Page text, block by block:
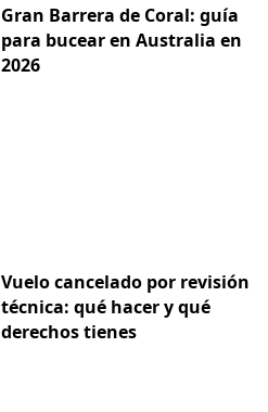
Gran Barrera de Coral: guía
para bucear en Australia en
2026
Vuelo cancelado por revisión
técnica: qué hacer y qué
derechos tienes